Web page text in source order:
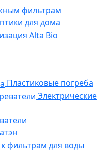
фильтрам
для дома
Alta Bio
Пластиковые погреба
Электрические